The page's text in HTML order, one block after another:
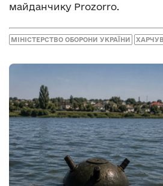
майданчику Prozorro.
МІНІСТЕРСТВО ОБОРОНИ УКРАЇНИ